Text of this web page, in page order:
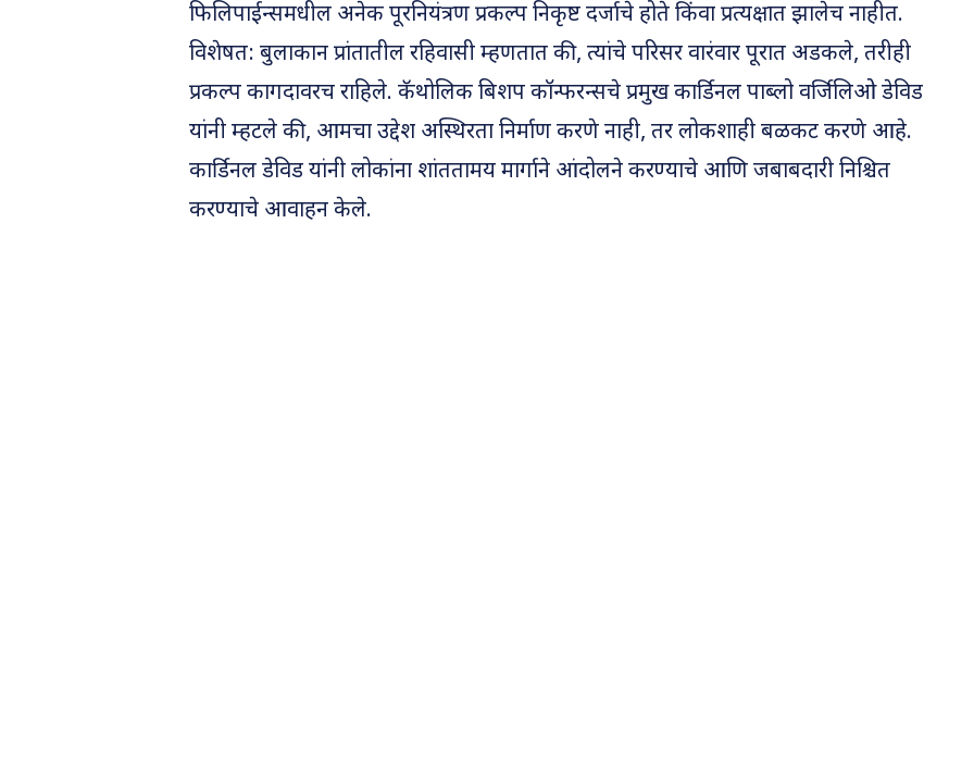
फिलिपाईन्समधील अनेक पूरनियंत्रण प्रकल्प निकृष्ट दर्जाचे होते किंवा प्रत्यक्षात झालेच नाहीत.
विशेषत: बुलाकान प्रांतातील रहिवासी म्हणतात की, त्यांचे परिसर वारंवार पूरात अडकले, तरीही
प्रकल्प कागदावरच राहिले. कॅथोलिक बिशप कॉन्फरन्सचे प्रमुख कार्डिनल पाब्लो वर्जिलिओ डेविड
यांनी म्हटले की, आमचा उद्देश अस्थिरता निर्माण करणे नाही, तर लोकशाही बळकट करणे आहे.
कार्डिनल डेविड यांनी लोकांना शांततामय मार्गाने आंदोलने करण्याचे आणि जबाबदारी निश्चित
करण्याचे आवाहन केले.